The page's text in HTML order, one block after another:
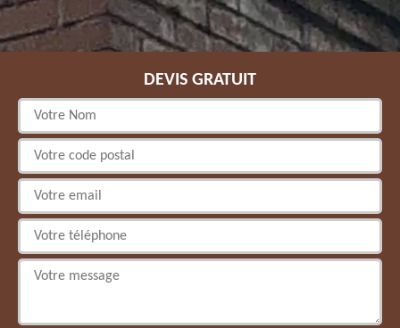
DEVIS GRATUIT